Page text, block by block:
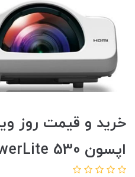
خرید و قیمت روز
اپسون Epson PowerLite 530